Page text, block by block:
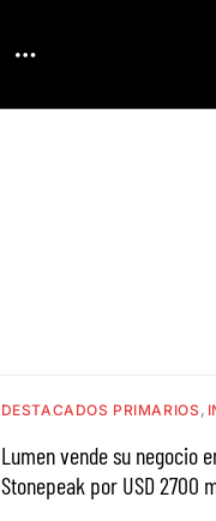
DESTACADOS PRIMARIOS
Lumen vende su negocio
Stonepeak por USD 2700